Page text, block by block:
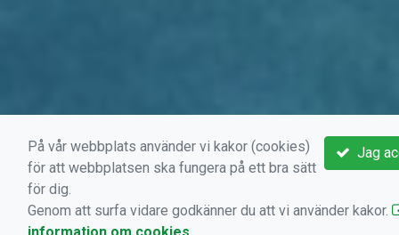
Jag
På vår webbplats använder vi kakor (cookies)
för att webbplatsen ska fungera på ett bra sätt
för dig.
Genom att surfa vidare godkänner du att vi använder kakor.